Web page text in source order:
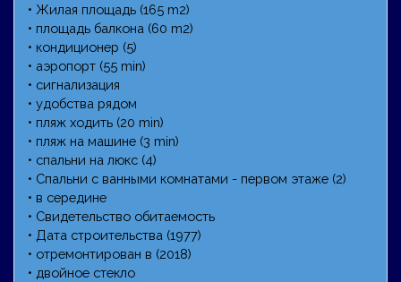
• Жилая площадь (165 m2)
• площадь балкона (60 m2)
• кондиционер (5)
• аэропорт (55 min)
• сигнализация
• удобства рядом
• пляж ходить (20 min)
• пляж на машине (3 min)
• спальни на люкс (4)
• Спальни с ванными комнатами - первом этаже (2)
• в середине
• Свидетельство обитаемость
• Дата строительства (1977)
• отремонтирован в (2018)
• двойное стекло